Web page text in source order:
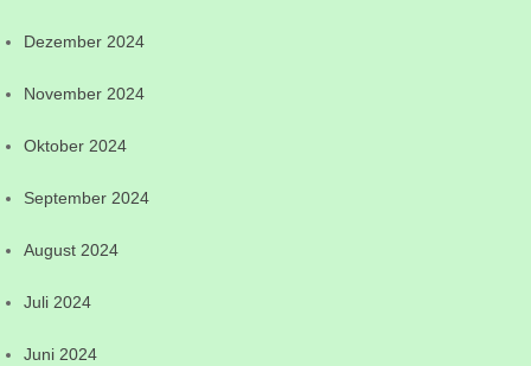
Dezember 2024
November 2024
Oktober 2024
September 2024
August 2024
Juli 2024
Juni 2024